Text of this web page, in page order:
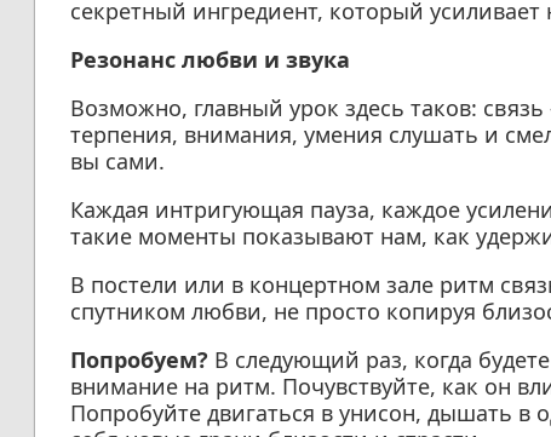
секретный ингредиент, который усиливает
Резонанс любви и звука
Возможно, главный урок здесь таков:
терпения, внимания, умения слушать и
вы сами.
Каждая интригующая пауза, каждое
такие моменты показывают нам, как
В постели или в концертном зале ритм
спутником любви, не просто копируя
Попробуем? В следующий раз, когда
внимание на ритм. Почувствуйте, как он
Попробуйте двигаться в унисон, дышать